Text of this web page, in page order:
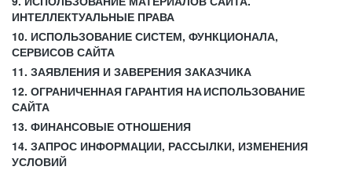
ИНТЕЛЛЕКТУАЛЬНЫЕ ПРАВА
10. ИСПОЛЬЗОВАНИЕ СИСТЕМ, ФУНКЦИОНАЛА,
СЕРВИСОВ САЙТА
11. ЗАЯВЛЕНИЯ И ЗАВЕРЕНИЯ ЗАКАЗЧИКА
12. ОГРАНИЧЕННАЯ ГАРАНТИЯ НА ИСПОЛЬЗОВАНИЕ
САЙТА
13. ФИНАНСОВЫЕ ОТНОШЕНИЯ
14. ЗАПРОС ИНФОРМАЦИИ, РАССЫЛКИ, ИЗМЕНЕНИЯ
УСЛОВИЙ